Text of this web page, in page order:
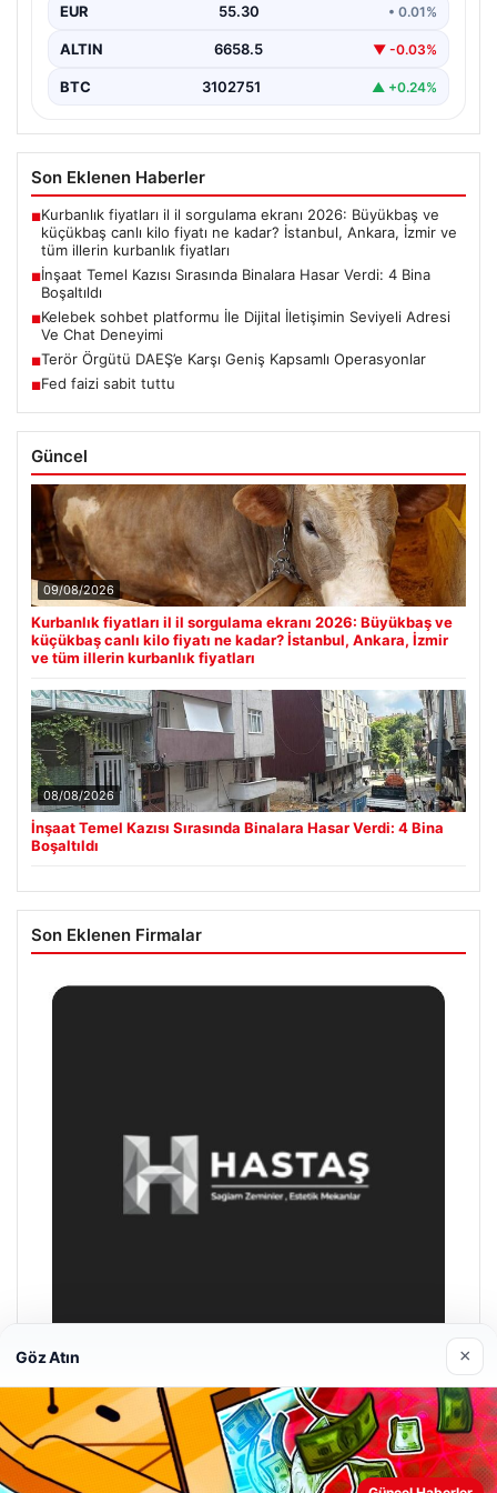
EUR 55.30 • 0.01%
ALTIN 6658.5 ▼ -0.03%
BTC 3102751 ▲ +0.24%
Son Eklenen Haberler
■Kurbanlık fiyatları il il sorgulama ekranı 2026: Büyükbaş ve
küçükbaş canlı kilo fiyatı ne kadar? İstanbul, Ankara, İzmir ve
tüm illerin kurbanlık fiyatları
■İnşaat Temel Kazısı Sırasında Binalara Hasar Verdi: 4 Bina
Boşaltıldı
■Kelebek sohbet platformu İle Dijital İletişimin Seviyeli Adresi
Ve Chat Deneyimi
■Terör Örgütü DAEŞ’e Karşı Geniş Kapsamlı Operasyonlar
■Fed faizi sabit tuttu
Güncel
09/08/2026
Kurbanlık fiyatları il il sorgulama ekranı 2026: Büyükbaş ve
küçükbaş canlı kilo fiyatı ne kadar? İstanbul, Ankara, İzmir
ve tüm illerin kurbanlık fiyatları
08/08/2026
İnşaat Temel Kazısı Sırasında Binalara Hasar Verdi: 4 Bina
Boşaltıldı
Son Eklenen Firmalar
Hastaş Beton
26/05/2026
Göz Atın ×